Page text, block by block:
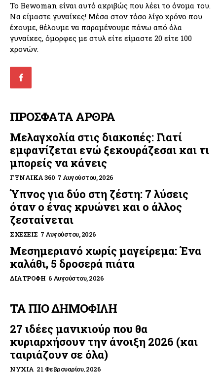
Το Bewoman είναι αυτό ακριβώς που λέει το όνομα του.
Να είμαστε γυναίκες! Μέσα στον τόσο λίγο χρόνο που
έχουμε, θέλουμε να παραμένουμε πάνω από όλα
γυναίκες, όμορφες με στυλ είτε είμαστε 20 είτε 100
χρονών.
ΠΡΟΣΦΑΤΑ ΑΡΘΡΑ
Μελαγχολία στις διακοπές: Γιατί
εμφανίζεται ενώ ξεκουράζεσαι και τι
μπορείς να κάνεις
ΓΥΝΑΊΚΑ 360 7 Αυγούστου, 2026
Ύπνος για δύο στη ζέστη: 7 λύσεις
όταν ο ένας κρυώνει και ο άλλος
ζεσταίνεται
ΣΧΈΣΕΙΣ 7 Αυγούστου, 2026
Μεσημεριανό χωρίς μαγείρεμα: Ένα
καλάθι, 5 δροσερά πιάτα
ΔΙΑΤΡΟΦΉ 6 Αυγούστου, 2026
ΤΑ ΠΙΟ ΔΗΜΟΦΙΛΗ
27 ιδέες μανικιούρ που θα
κυριαρχήσουν την άνοιξη 2026 (και
ταιριάζουν σε όλα)
ΝΎΧΙΑ 21 Φεβρουαρίου, 2026